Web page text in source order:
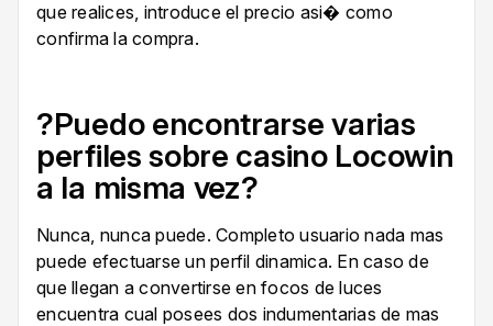
que realices, introduce el precio asi� como
confirma la compra.
?Puedo encontrarse varias
perfiles sobre casino Locowin
a la misma vez?
Nunca, nunca puede. Completo usuario nada mas
puede efectuarse un perfil dinamica. En caso de
que llegan a convertirse en focos de luces
encuentra cual posees dos indumentarias de mas